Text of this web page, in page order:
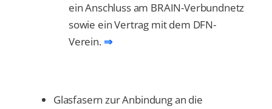
ein Anschluss am BRAIN-Verbundnetz
sowie ein Vertrag mit dem DFN-
Verein. ⇒
Glasfasern zur Anbindung an die